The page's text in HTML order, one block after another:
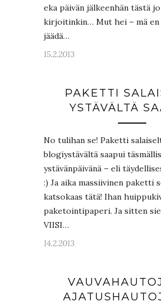
eka päivän jälkeenhän tästä
kirjoitinkin… Mut hei – mä en
jäädä…
15.2.2013
PAKETTI
YSTÄVÄLTÄ
No tulihan se! Paketti
blogiystävältä saapui
ystävänpäivänä – eli
:) Ja aika massiivinen paketti
katsokaas tätä! Ihan
paketointipaperi. Ja sitten
VIISI…
14.2.2013